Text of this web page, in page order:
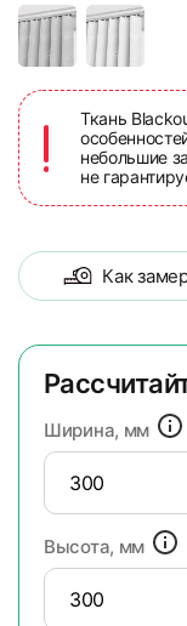
Ткань
небольшие
не
Как
Ширина, мм
Высота, мм